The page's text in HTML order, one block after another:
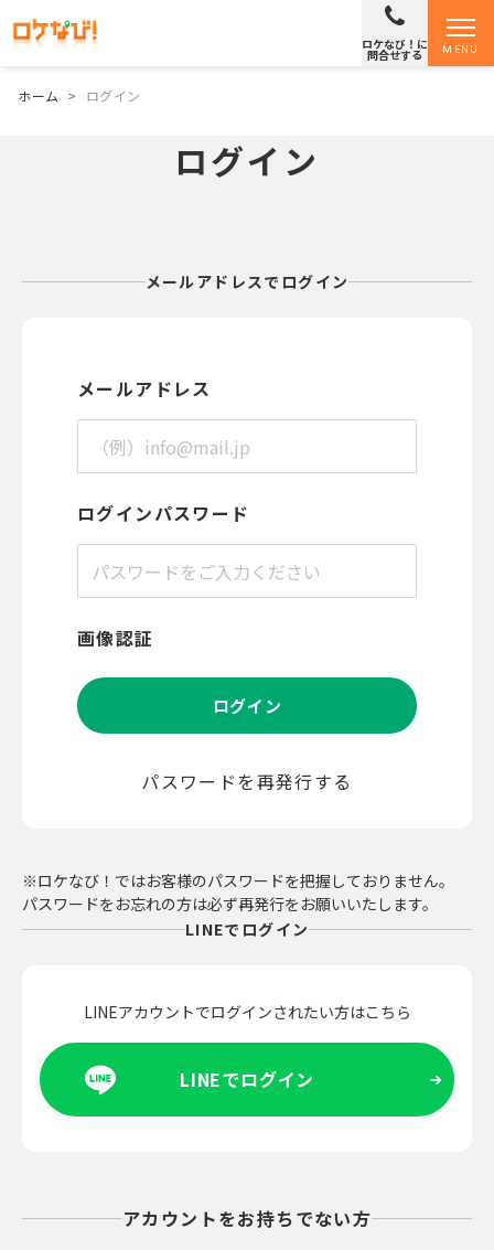
MENU
ロケなび！に
問合せする
ホーム > ログイン
ログイン
メールアドレスでログイン
メールアドレス
ログインパスワード
画像認証
ログイン
パスワードを再発行する
※ロケなび！ではお客様のパスワードを把握しておりません。
パスワードをお忘れの方は必ず再発行をお願いいたします。
LINEでログイン
LINEアカウントでログインされたい方はこちら
LINEでログイン
アカウントをお持ちでない方